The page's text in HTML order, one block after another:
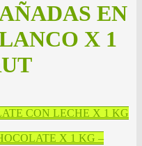
EN
X 1
CON LECHE X 1 KG
X 1 KG –